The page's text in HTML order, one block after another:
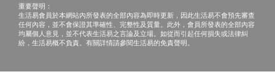
重要聲明：
生活易會員於本網站內所發表的全部內容為即時更新，因此生活易不會預先審查
任何內容，並不會保證其準確性、完整性及質量。此外，會員所發表的全部內容
均屬個人意見，並不代表生活易之言論及立場。如從而引起任何損失或法律糾
紛，生活易概不負責。有關詳情請參閱生活易的免責聲明。